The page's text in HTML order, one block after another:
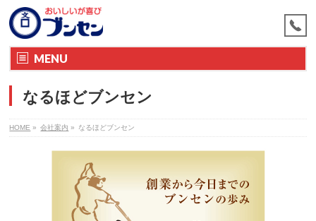
MENU
なるほどブンセン
HOME » 会社案内 » なるほどブンセン